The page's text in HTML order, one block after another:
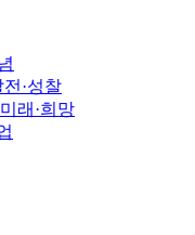
·성찰
래·희망